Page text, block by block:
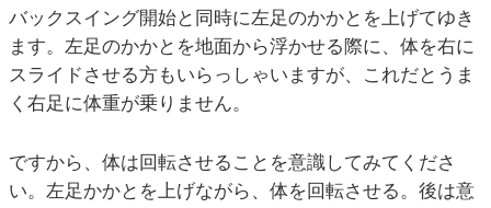
バックスイング開始と同時に左足のかかとを上げてゆき
ます。左足のかかとを地面から浮かせる際に、体を右に
スライドさせる方もいらっしゃいますが、これだとうま
く右足に体重が乗りません。
ですから、体は回転させることを意識してみてくださ
い。左足かかとを上げながら、体を回転させる。後は意